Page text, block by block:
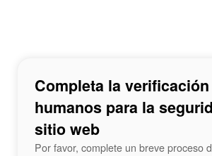
Completa la
humanos para la
sitio web
Por favor, complete un breve proceso